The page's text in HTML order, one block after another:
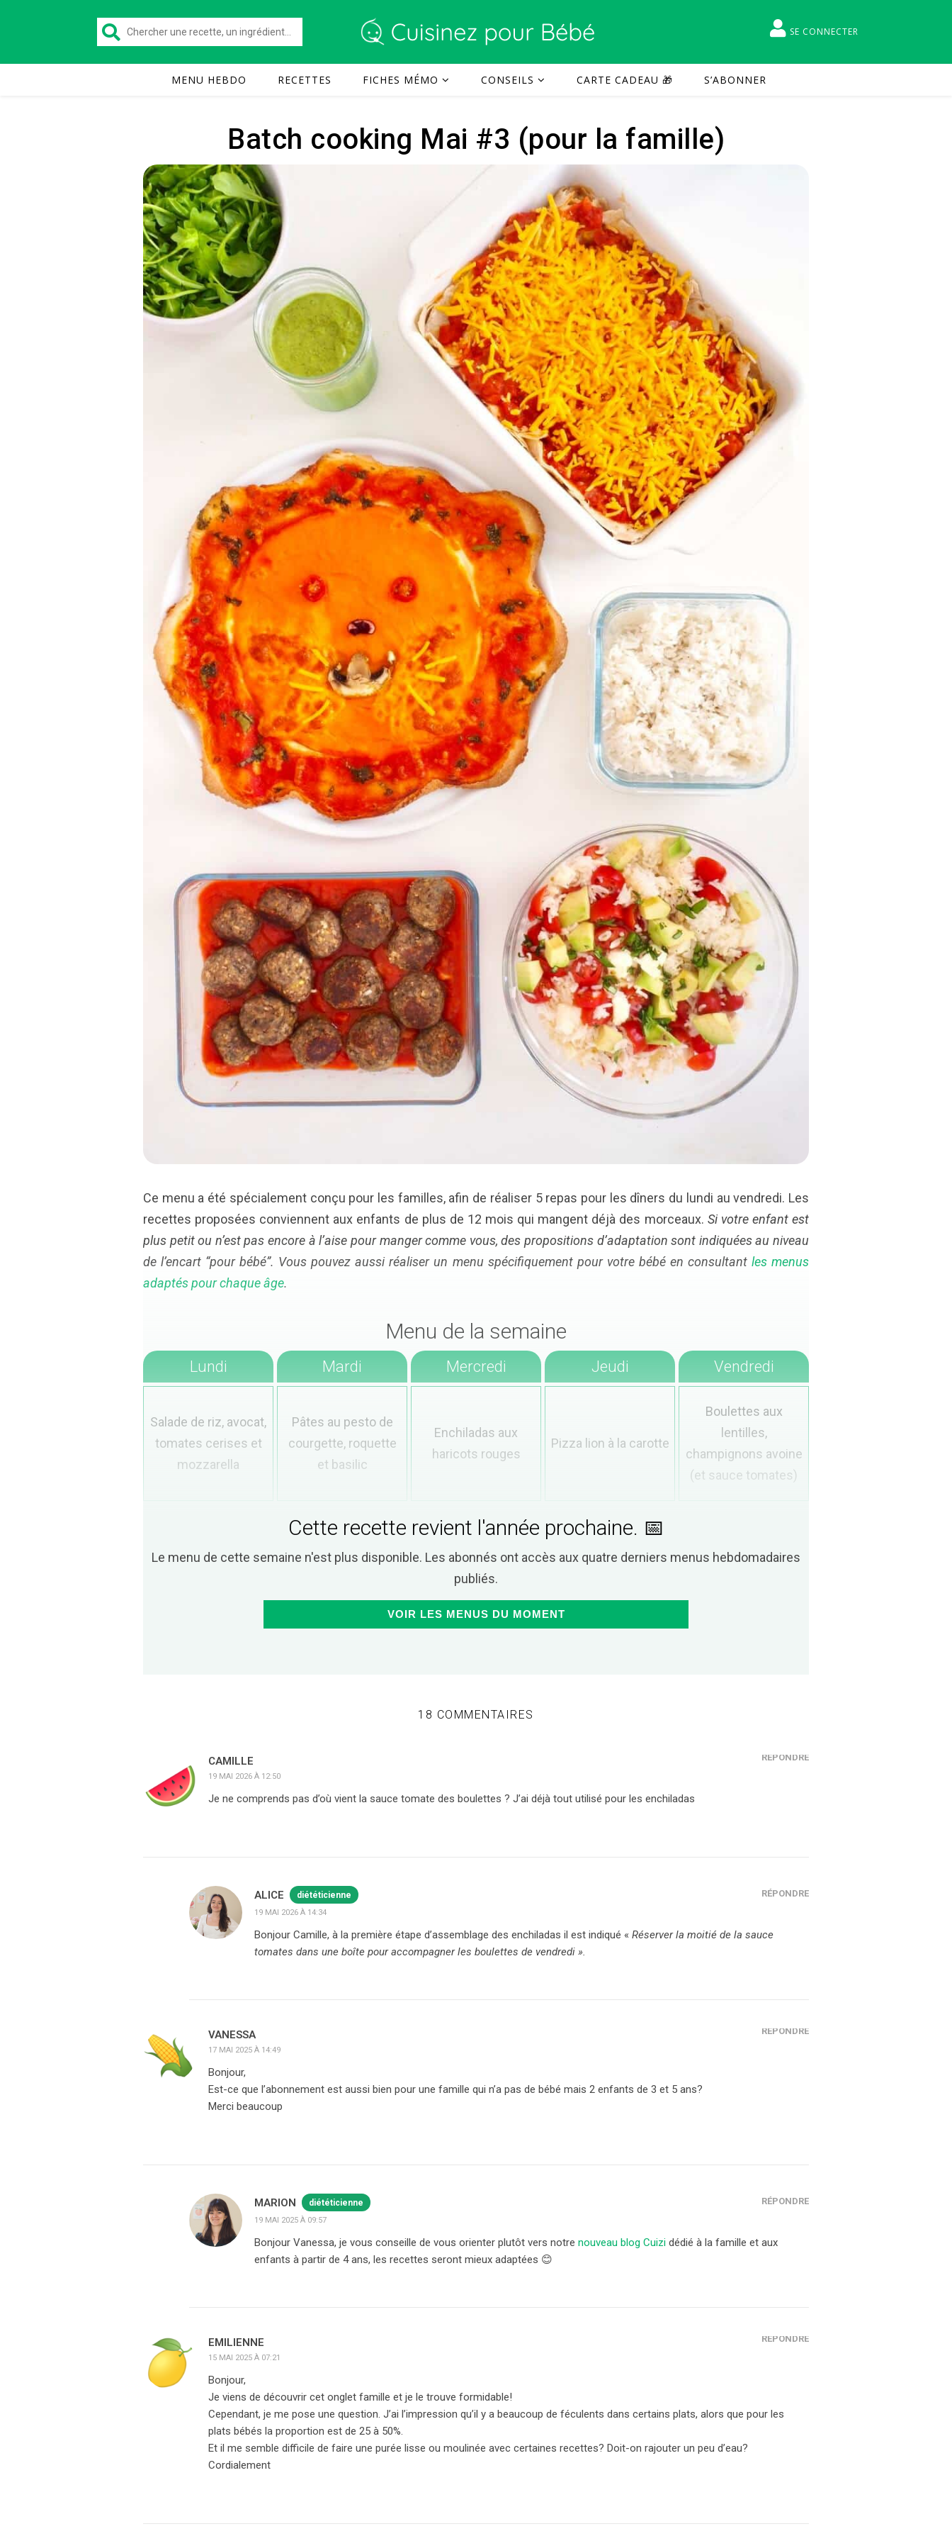
SE CONNECTER
MENU HEBDO RECETTES FICHES MÉMO CONSEILS CARTE CADEAU 🎁 S’ABONNER
Batch cooking Mai #3 (pour la famille)
Ce menu a été spécialement conçu pour les familles, afin de réaliser 5 repas pour les dîners du lundi au vendredi. Les
recettes proposées conviennent aux enfants de plus de 12 mois qui mangent déjà des morceaux. Si votre enfant est
plus petit ou n’est pas encore à l’aise pour manger comme vous, des propositions d’adaptation sont indiquées au niveau
de l’encart “pour bébé”. Vous pouvez aussi réaliser un menu spécifiquement pour votre bébé en consultant les menus
adaptés pour chaque âge.
Menu de la semaine
Lundi
Salade de riz, avocat,
tomates cerises et
mozzarella
Mardi
Pâtes au pesto de
courgette, roquette
et basilic
Mercredi
Enchiladas aux
haricots rouges
Jeudi
Pizza lion à la carotte
Vendredi
Boulettes aux
lentilles,
champignons avoine
(et sauce tomates)
Cette recette revient l'année prochaine. 📅
Le menu de cette semaine n'est plus disponible. Les abonnés ont accès aux quatre derniers menus hebdomadaires
publiés.
VOIR LES MENUS DU MOMENT
18 COMMENTAIRES
CAMILLE
19 MAI 2026 À 12:50
RÉPONDRE
Je ne comprends pas d’où vient la sauce tomate des boulettes ? J’ai déjà tout utilisé pour les enchiladas
ALICE diététicienne
19 MAI 2026 À 14:34
RÉPONDRE
Bonjour Camille, à la première étape d’assemblage des enchiladas il est indiqué « Réserver la moitié de la sauce
tomates dans une boîte pour accompagner les boulettes de vendredi ».
VANESSA
17 MAI 2025 À 14:49
RÉPONDRE
Bonjour,
Est-ce que l’abonnement est aussi bien pour une famille qui n’a pas de bébé mais 2 enfants de 3 et 5 ans?
Merci beaucoup
MARION diététicienne
19 MAI 2025 À 09:57
RÉPONDRE
Bonjour Vanessa, je vous conseille de vous orienter plutôt vers notre nouveau blog Cuizi dédié à la famille et aux
enfants à partir de 4 ans, les recettes seront mieux adaptées 😊
EMILIENNE
15 MAI 2025 À 07:21
RÉPONDRE
Bonjour,
Je viens de découvrir cet onglet famille et je le trouve formidable!
Cependant, je me pose une question. J’ai l’impression qu’il y a beaucoup de féculents dans certains plats, alors que pour les
plats bébés la proportion est de 25 à 50%.
Et il me semble difficile de faire une purée lisse ou moulinée avec certaines recettes? Doit-on rajouter un peu d’eau?
Cordialement